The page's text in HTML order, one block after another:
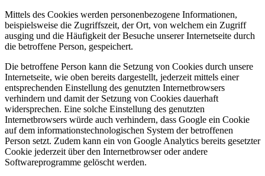
Mittels des Cookies werden personenbezogene Informationen,
beispielsweise die Zugriffszeit, der Ort, von welchem ein Zugriff
ausging und die Häufigkeit der Besuche unserer Internetseite durch
die betroffene Person, gespeichert.
Die betroffene Person kann die Setzung von Cookies durch unsere
Internetseite, wie oben bereits dargestellt, jederzeit mittels einer
entsprechenden Einstellung des genutzten Internetbrowsers
verhindern und damit der Setzung von Cookies dauerhaft
widersprechen. Eine solche Einstellung des genutzten
Internetbrowsers würde auch verhindern, dass Google ein Cookie
auf dem informationstechnologischen System der betroffenen
Person setzt. Zudem kann ein von Google Analytics bereits gesetzter
Cookie jederzeit über den Internetbrowser oder andere
Softwareprogramme gelöscht werden.